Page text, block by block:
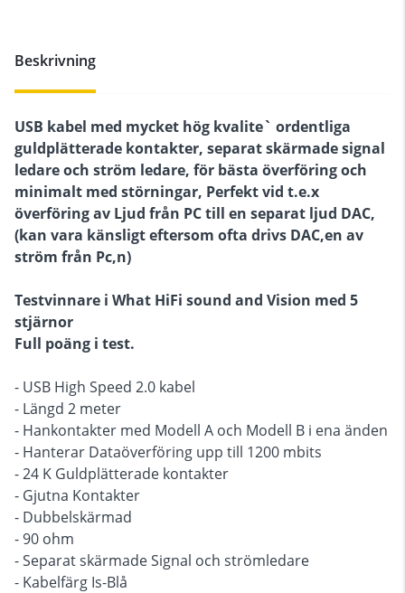
Beskrivning
USB kabel med mycket hög kvalite` ordentliga
guldplätterade kontakter, separat skärmade signal
ledare och ström ledare, för bästa överföring och
minimalt med störningar, Perfekt vid t.e.x
överföring av Ljud från PC till en separat ljud DAC,
(kan vara känsligt eftersom ofta drivs DAC,en av
ström från Pc,n)
Testvinnare i What HiFi sound and Vision med 5
stjärnor
Full poäng i test.
- USB High Speed 2.0 kabel
- Längd 2 meter
- Hankontakter med Modell A och Modell B i ena änden
- Hanterar Dataöverföring upp till 1200 mbits
- 24 K Guldplätterade kontakter
- Gjutna Kontakter
- Dubbelskärmad
- 90 ohm
- Separat skärmade Signal och strömledare
- Kabelfärg Is-Blå